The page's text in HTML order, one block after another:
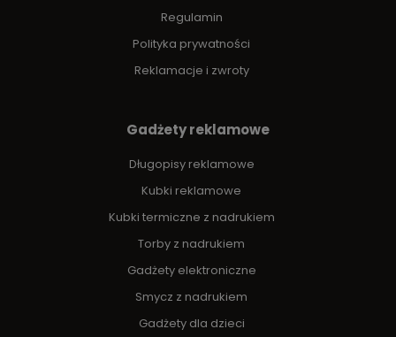
Regulamin
Polityka prywatności
Reklamacje i zwroty
Gadżety reklamowe
Długopisy reklamowe
Kubki reklamowe
Kubki termiczne z nadrukiem
Torby z nadrukiem
Gadżety elektroniczne
Smycz z nadrukiem
Gadżety dla dzieci